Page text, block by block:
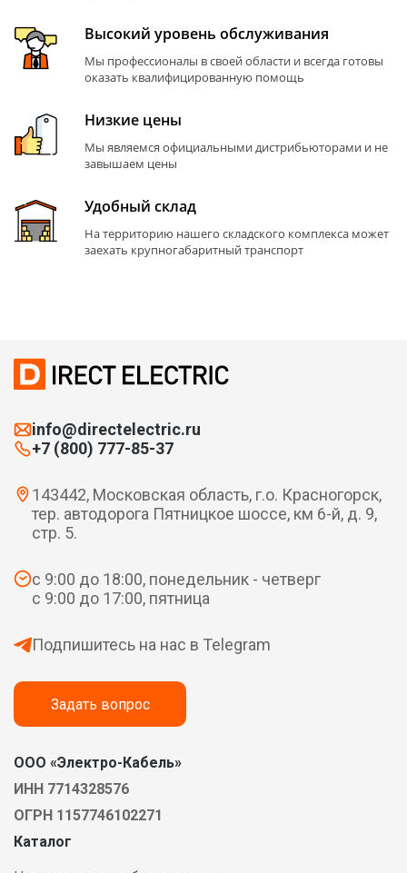
Высокий уровень обслуживания
Мы профессионалы в своей области и всегда готовы
оказать квалифицированную помощь
Низкие цены
Мы являемся официальными дистрибьюторами и не
завышаем цены
Удобный склад
На территорию нашего складского комплекса может
заехать крупногабаритный транспорт
info@directelectric.ru
+7 (800) 777-85-37
143442, Московская область, г.о. Красногорск,
тер. автодорога Пятницкое шоссе, км 6-й, д. 9,
стр. 5.
с 9:00 до 18:00, понедельник - четверг
с 9:00 до 17:00, пятница
Подпишитесь на нас в Telegram
Задать вопрос
ООО «Электро-Кабель»
ИНН 7714328576
ОГРН 1157746102271
Каталог